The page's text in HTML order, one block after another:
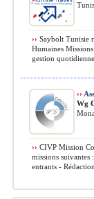
›› Saybolt Tunisie
Humaines
gestion
››
Wg
›› CIVP Mission
missions suivantes
entrants -